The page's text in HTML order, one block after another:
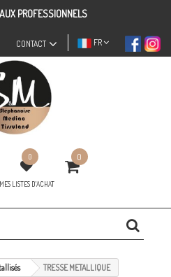
PROFESSIONNELS
FR
CONTACT
0
MES LISTES D'ACHAT
0
TRESSE METALLIQUE